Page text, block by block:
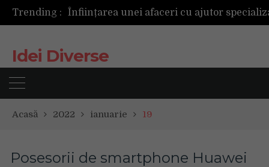
Trending :
Idei Diverse
Acasă 2022 ianuarie 19
Posesorii de smartphone Huawei